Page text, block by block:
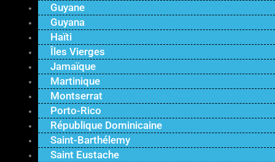
Guyane
Guyana
Haïti
Îles Vierges
Jamaïque
Martinique
Montserrat
Porto-Rico
République Dominicaine
Saint-Barthélemy
Saint Eustache